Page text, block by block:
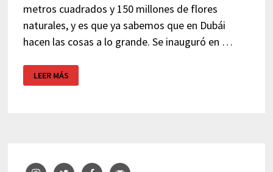
metros cuadrados y 150 millones de flores
naturales, y es que ya sabemos que en Dubái
hacen las cosas a lo grande. Se inauguró en …
MIRACLE
GARDEN
LEER MÁS